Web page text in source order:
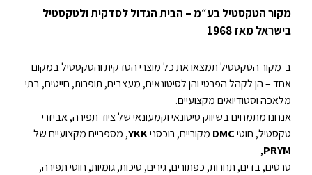
מקור הטקסטיל בע״מ – הבית הגדול לסדקית ולטקסטיל
בישראל מאז 1968
ב־מקור הטקסטיל תמצאו את כל מוצרי הסדקית והטקסטיל במקום
אחד – הן לקהל הפרטי והן לסיטונאים, מעצבים, תופרות, חייטים, בתי
מלאכה וסטודיואים מקצועיים.
אנחנו מתמחים בשיווק סיטונאי וקמעונאי של ציוד תפירה, אביזרי
טקסטיל, חוטיDMC מקוריים, רוכסניYKK, מספריים מקצועיים של
PRYM
,
סרטים, בדים, תחרות, כפתורים, גירים, סיכות, גומיות, חוטי תפירה,